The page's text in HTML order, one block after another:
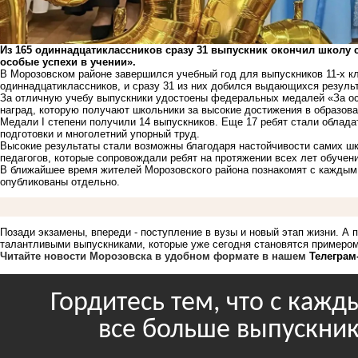
Из 165 одиннадцатиклассников сразу 31 выпускник окончил
особые успехи в учении».
В Морозовском районе завершился учебный год для выпускников 11-х
одиннадцатиклассников, и сразу 31 из них добился выдающихся
За отличную учебу выпускники удостоены федеральных медалей «За
наград, которую получают школьники за высокие достижения в
Медали I степени получили 14 выпускников. Еще 17 ребят стали
подготовки и многолетний упорный труд.
Высокие результаты стали возможны благодаря настойчивости самих
педагогов, которые сопровождали ребят на протяжении всех лет
В ближайшее время жителей Морозовского района познакомят с
опубликованы отдельно.
Позади экзамены, впереди - поступление в вузы и новый этап жизни. А
талантливыми выпускниками, которые уже сегодня становятся
Читайте новости Морозовска в удобном формате в нашем